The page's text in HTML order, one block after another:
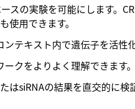
スの実験を可能にします。
用できます。
テキスト内で遺伝子を活性
クをよりよく理解できます。
siRNAの結果を直交的に検